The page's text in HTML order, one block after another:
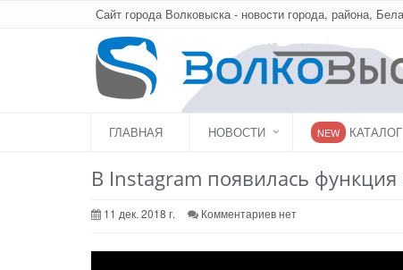
Сайт города Волковыска - новости города, района,
ГЛАВНАЯ НОВОСТИ NEW КАТАЛОГ
В Instagram появилась
11 дек. 2018 г. Комментариев нет